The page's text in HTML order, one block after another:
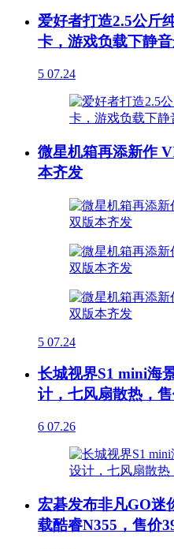
爱好者打造2.5公斤
卡，游戏负载下静
5 07.24
微星机箱再添新作
本齐发
5 07.24
长城视界S1 mini海
计，七风扇散热，
6 07.26
宏碁发布非凡GO迷
载酷睿N355，售价